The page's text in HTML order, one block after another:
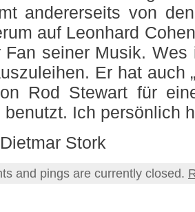
andererseits von
auf Leonhard
Fan seiner Musik.
Er hat auch
Rod Stewart für
benutzt. Ich persönlich
Stork
and pings are currently closed.